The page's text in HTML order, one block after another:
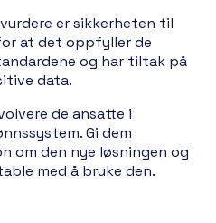
er sikkerheten til
at det oppfyller de
og har tiltak på
data.
de ansatte i
Gi dem
om den nye løsningen og
med å bruke den.